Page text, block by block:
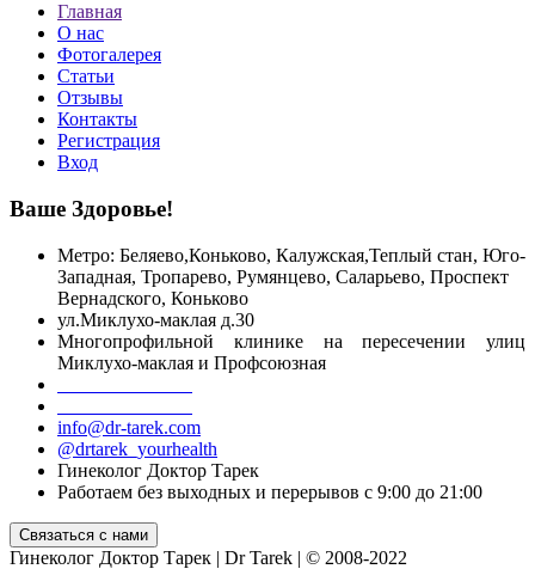
Главная
О нас
Фотогалерея
Статьи
Отзывы
Контакты
Регистрация
Вход
Ваше Здоровье!
Метро: Беляево,Коньково, Калужская,Теплый стан, Юго-
Западная, Тропарево, Румянцево, Саларьево, Проспект
Вернадского, Коньково
ул.Миклухо-маклая д.30
Многопрофильной клинике на пересечении улиц
Миклухо-маклая и Профсоюзная
info@dr-tarek.com
@drtarek_yourhealth
Гинеколог Доктор Тарек
Работаем без выходных и перерывов с 9:00 до 21:00
Гинеколог Доктор Тарек | Dr Tarek | © 2008-2022